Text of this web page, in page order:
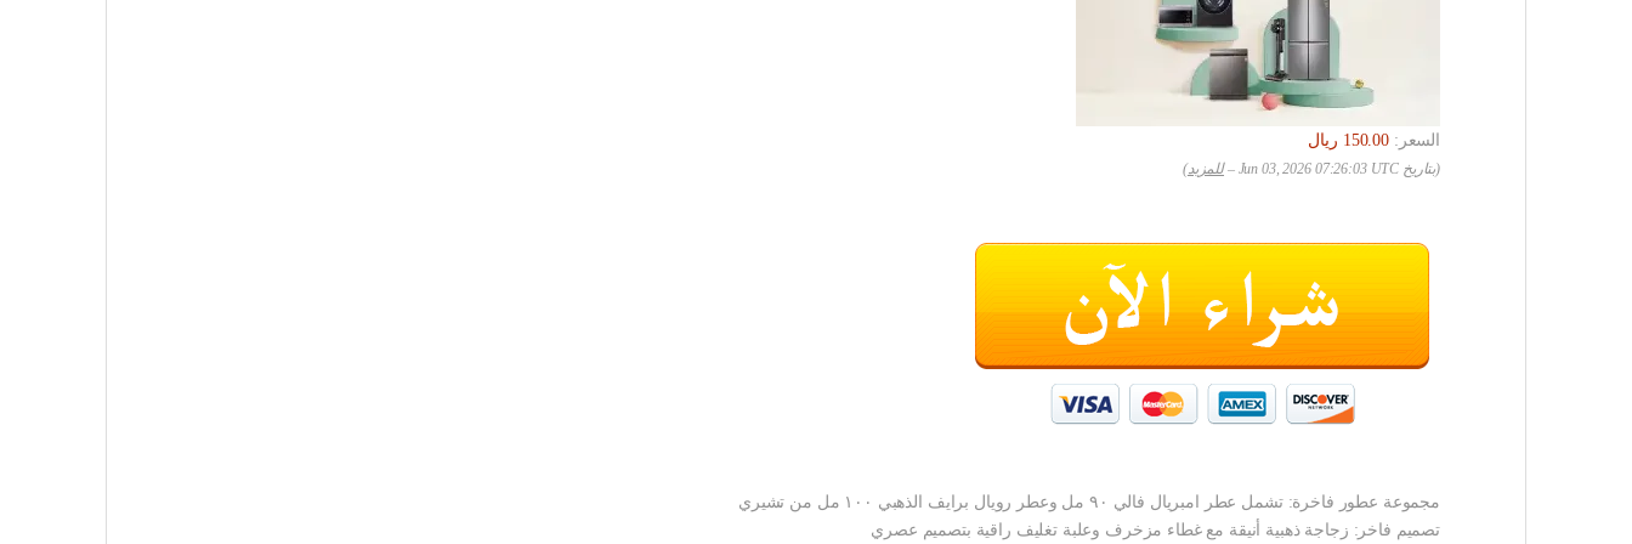
السعر:
‏150.00 ريال
(بتاريخ Jun 03, 2026 07:26:03 UTC – للمزيد)
مجموعة عطور فاخرة: تشمل عطر امبريال فالي ٩٠ مل وعطر رويال برايف الذهبي ١٠٠ مل من تشيري
تصميم فاخر: زجاجة ذهبية أنيقة مع غطاء مزخرف وعلبة تغليف راقية بتصميم عصري